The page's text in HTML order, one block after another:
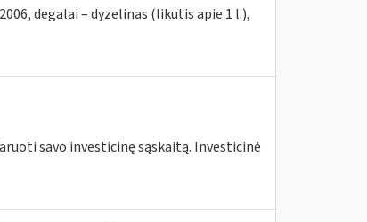
degalai – dyzelinas (likutis apie 1 l.),
savo investicinę sąskaitą. Investicinė